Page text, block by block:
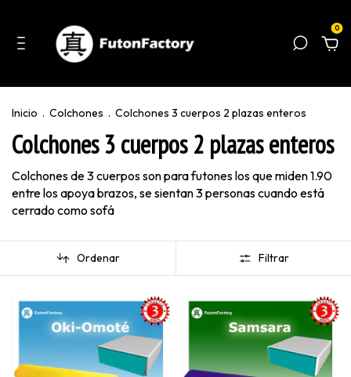
0
Inicio . Colchones . Colchones 3 cuerpos 2 plazas enteros
Colchones 3 cuerpos 2 plazas enteros
Colchones de 3 cuerpos son para futones los que miden 1.90
entre los apoya brazos, se sientan 3 personas cuando está
cerrado como sofá
Ordenar Filtrar